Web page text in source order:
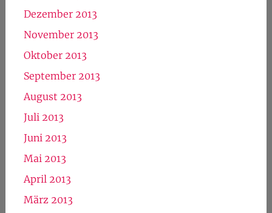
Dezember 2013
November 2013
Oktober 2013
September 2013
August 2013
Juli 2013
Juni 2013
Mai 2013
April 2013
März 2013